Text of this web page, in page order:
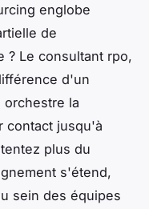
englobe
de
? Le consultant rpo,
d'un
orchestre la
contact jusqu'à
plus du
s'étend,
sein des équipes